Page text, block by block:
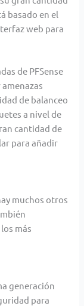
basado en el
web para
de PFSense
de balanceo
a nivel de
cantidad de
para añadir
muchos otros
más
generación
para